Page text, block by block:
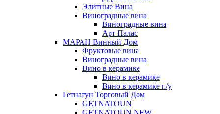
Элитные Вина
Виноградные вина
Виноградные вина
Арт Палас
МАРАН Винный Дом
Фруктовые вина
Виноградные вина
Вино в керамике
Вино в керамике
Вино в керамике п/у
Гетнатун Торговый Дом
GETNATOUN
GETNATOUN NEW